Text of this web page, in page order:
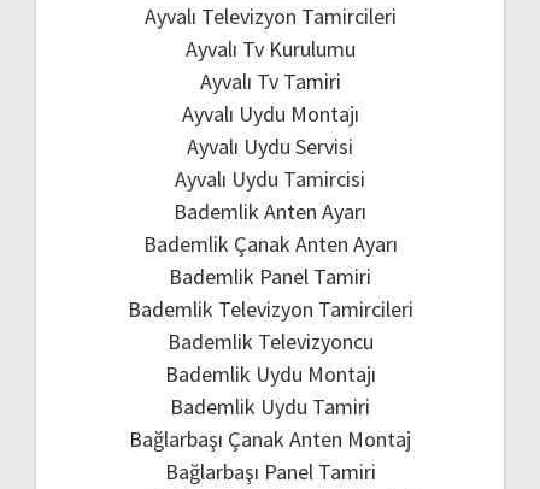
Ayvalı Televizyon Tamircileri
Ayvalı Tv Kurulumu
Ayvalı Tv Tamiri
Ayvalı Uydu Montajı
Ayvalı Uydu Servisi
Ayvalı Uydu Tamircisi
Bademlik Anten Ayarı
Bademlik Çanak Anten Ayarı
Bademlik Panel Tamiri
Bademlik Televizyon Tamircileri
Bademlik Televizyoncu
Bademlik Uydu Montajı
Bademlik Uydu Tamiri
Bağlarbaşı Çanak Anten Montaj
Bağlarbaşı Panel Tamiri